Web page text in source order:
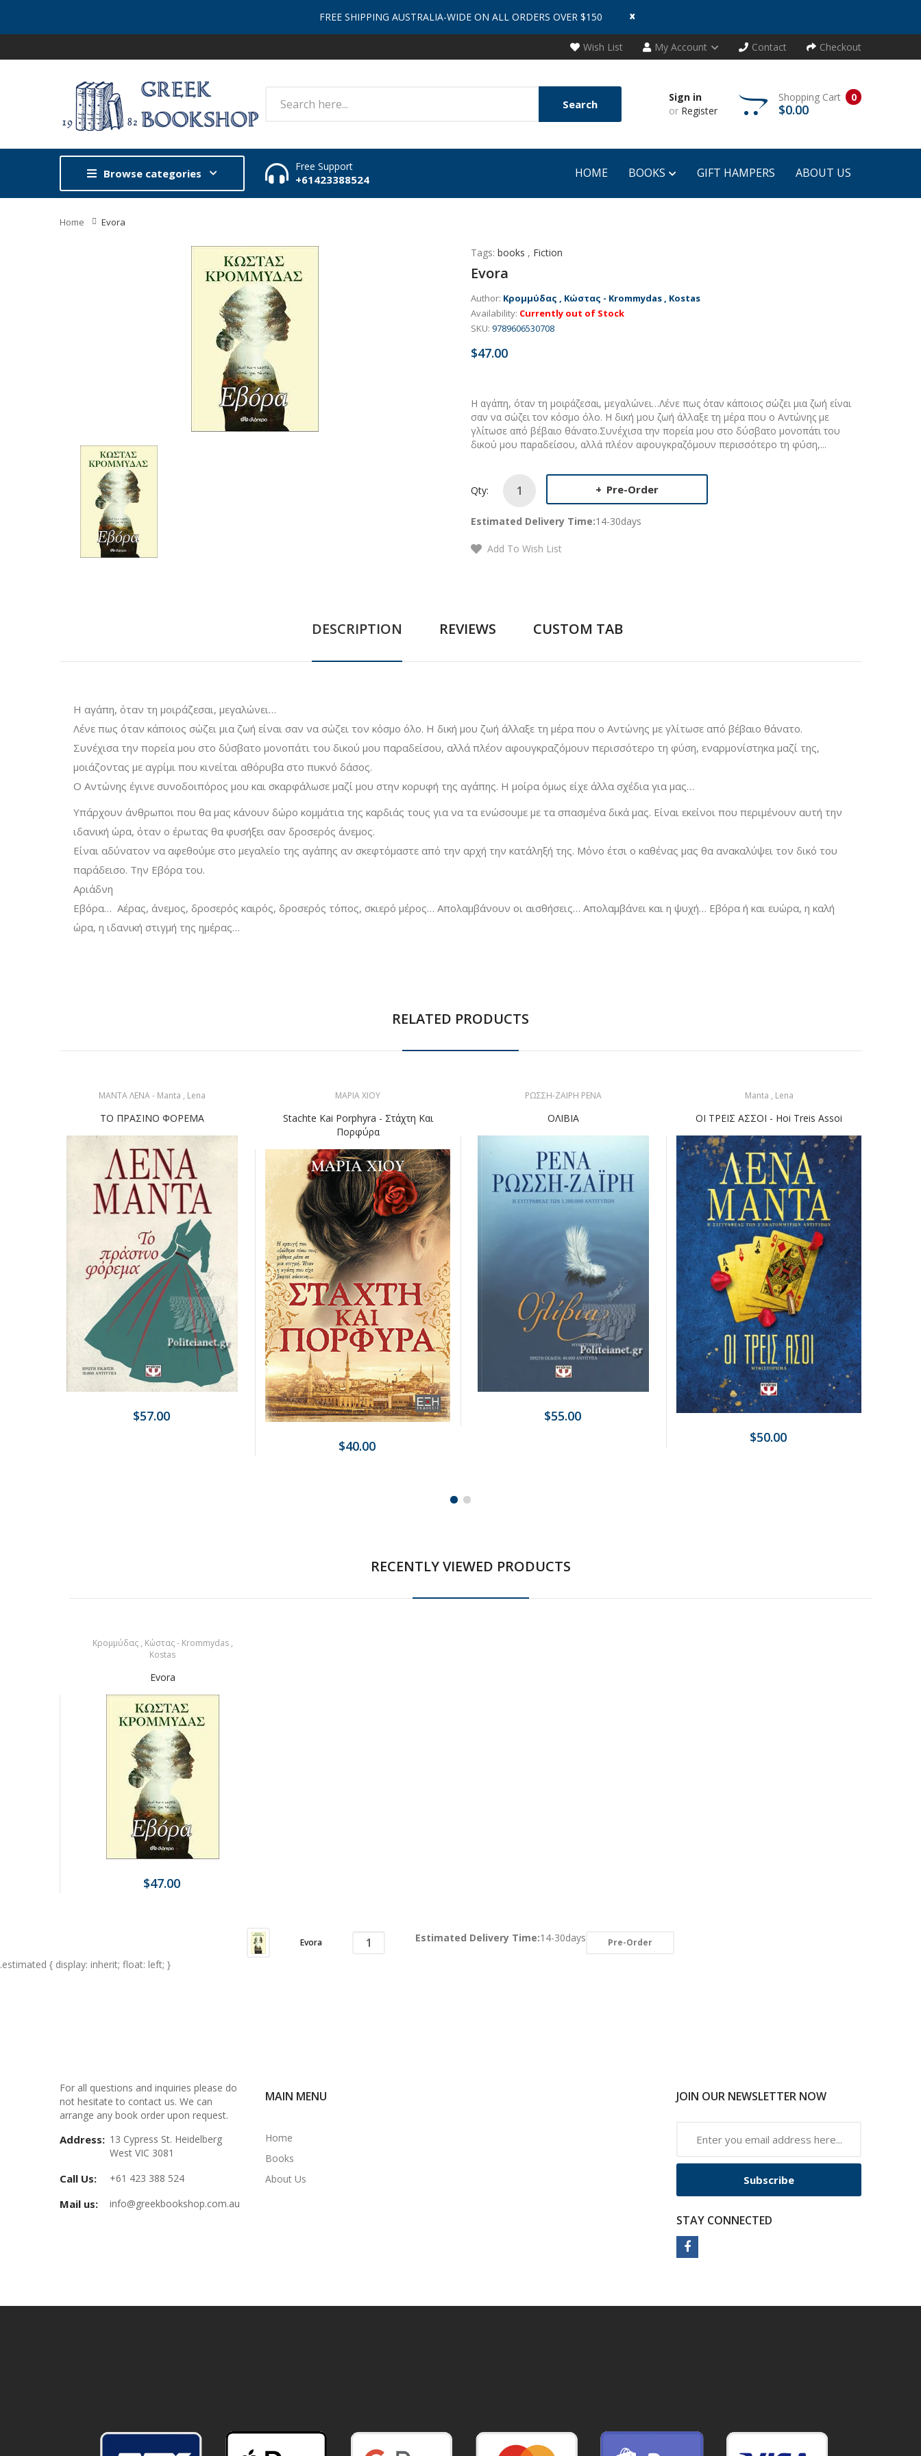
FREE SHIPPING AUSTRALIA-WIDE ON ALL ORDERS OVER $150 x
Wish List My Account Contact Checkout
Sign in
or Register
0
Shopping Cart
$0.00
Search
Browse categories
Free Support
+61423388524 HOME BOOKS GIFT HAMPERS ABOUT US
Home Evora
Tags: books , Fiction
Evora
Author: Κρομμύδας , Κώστας - Krommydas , Kostas
Availability: Currently out of Stock
SKU: 9789606530708
$47.00
Η αγάπη, όταν τη μοιράζεσαι, μεγαλώνει…Λένε πως όταν κάποιος σώζει μια ζωή είναι
σαν να σώζει τον κόσμο όλο. Η δική μου ζωή άλλαξε τη μέρα που ο Αντώνης με
γλίτωσε από βέβαιο θάνατο.Συνέχισα την πορεία μου στο δύσβατο μονοπάτι του
δικού μου παραδείσου, αλλά πλέον αφουγκραζόμουν περισσότερο τη φύση,...
Qty: Pre-Order
Estimated Delivery Time:14-30days
Add To Wish List
DESCRIPTION REVIEWS CUSTOM TAB
Η αγάπη, όταν τη μοιράζεσαι, μεγαλώνει…
Λένε πως όταν κάποιος σώζει μια ζωή είναι σαν να σώζει τον κόσμο όλο. Η δική μου ζωή άλλαξε τη μέρα που ο Αντώνης με γλίτωσε από βέβαιο θάνατο.
Συνέχισα την πορεία μου στο δύσβατο μονοπάτι του δικού μου παραδείσου, αλλά πλέον αφουγκραζόμουν περισσότερο τη φύση, εναρμονίστηκα μαζί της,
μοιάζοντας με αγρίμι που κινείται αθόρυβα στο πυκνό δάσος.
Ο Αντώνης έγινε συνοδοιπόρος μου και σκαρφάλωσε μαζί μου στην κορυφή της αγάπης. Η μοίρα όμως είχε άλλα σχέδια για μας…
Υπάρχουν άνθρωποι που θα μας κάνουν δώρο κομμάτια της καρδιάς τους για να τα ενώσουμε με τα σπασμένα δικά μας. Είναι εκείνοι που περιμένουν αυτή την
ιδανική ώρα, όταν ο έρωτας θα φυσήξει σαν δροσερός άνεμος.
Είναι αδύνατον να αφεθούμε στο μεγαλείο της αγάπης αν σκεφτόμαστε από την αρχή την κατάληξή της. Μόνο έτσι ο καθένας μας θα ανακαλύψει τον δικό του
παράδεισο. Την Εβόρα του.
Αριάδνη
Εβόρα… Αέρας, άνεμος, δροσερός καιρός, δροσερός τόπος, σκιερό μέρος… Απολαμβάνουν οι αισθήσεις… Απολαμβάνει και η ψυχή… Εβόρα ή και ευώρα, η καλή
ώρα, η ιδανική στιγμή της ημέρας…
RELATED PRODUCTS
ΜΑΝΤΑ ΛΕΝΑ - Manta , Lena
ΤΟ ΠΡΑΣΙΝΟ ΦΟΡΕΜΑ
$57.00
ΜΑΡΙΑ ΧΙΟΥ
Stachte Kai Porphyra - Στάχτη Και
Πορφύρα
$40.00
ΡΩΣΣΗ-ΖΑΙΡΗ ΡΕΝΑ
ΟΛΙΒΙΑ
$55.00
Manta , Lena
ΟΙ ΤΡΕΙΣ ΑΣΣΟΙ - Hoi Treis Assoi
$50.00
RECENTLY VIEWED PRODUCTS
Κρομμύδας , Κώστας - Krommydas ,
Kostas
Evora
$47.00
Evora Pre-Order
Estimated Delivery Time:14-30days
.estimated { display: inherit; float: left; }
For all questions and inquiries please do
not hesitate to contact us. We can
arrange any book order upon request.
Address: 13 Cypress St. Heidelberg
West VIC 3081
Call Us: +61 423 388 524
Mail us: info@greekbookshop.com.au
MAIN MENU
Home
Books
About Us
JOIN OUR NEWSLETTER NOW
Subscribe
STAY CONNECTED